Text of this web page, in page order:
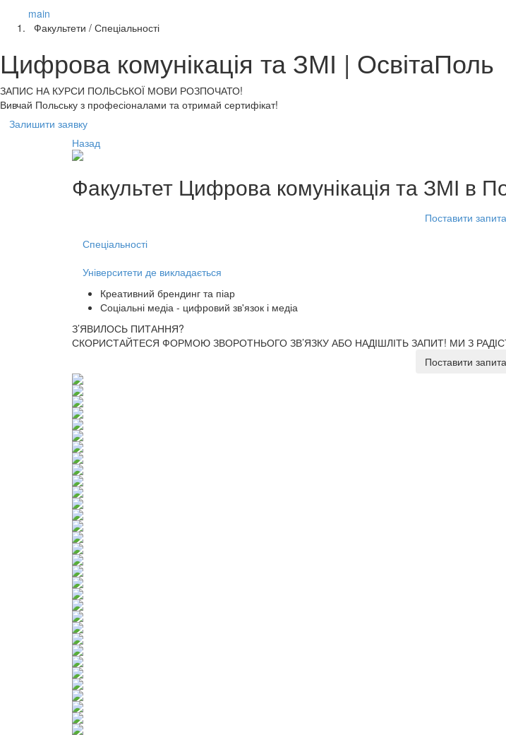
main
Факультети / Спеціальності
Цифрова комунікація та ЗМІ | ОсвітаПоль
ЗАПИС НА КУРСИ ПОЛЬСЬКОЇ МОВИ РОЗПОЧАТО!
Вивчай Польську з професіоналами та отримай сертифікат!
Залишити заявку
Назад
Факультет Цифрова комунікація та ЗМІ в
Поставити
Спеціальності
Університети де викладається
Креативний брендинг та піар
Соціальні медіа - цифровий зв'язок і медіа
З’ЯВИЛОСЬ ПИТАННЯ?
СКОРИСТАЙТЕСЯ ФОРМОЮ ЗВОРОТНЬОГО ЗВ’ЯЗКУ АБО НАДІШЛІТЬ ЗАПИТ! МИ З
Поставити